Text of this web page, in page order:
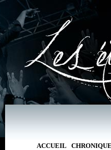
ACCUEIL